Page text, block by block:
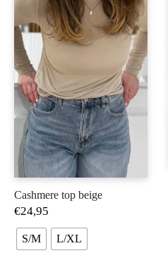
Cashmere top beige
€24,95
S/M L/XL